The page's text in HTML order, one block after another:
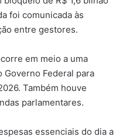
foi comunicada às
entre gestores.
em meio a uma
Governo Federal para
Também houve
parlamentares.
essenciais do dia a